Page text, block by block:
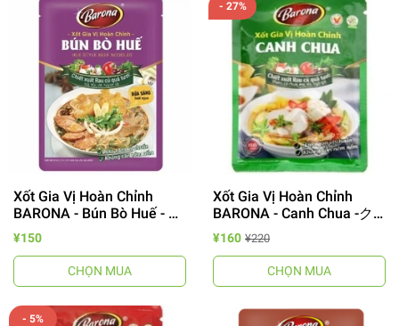
Xốt Gia Vị Hoàn Chỉnh
BARONA - Bún Bò Huế - ブ
ン.ボー.フェ用ソース
¥150
CHỌN MUA
- 27%
Xốt Gia Vị Hoàn Chỉnh
BARONA - Canh Chua -ク
ァン.チュア用ソース
¥160 ¥220
CHỌN MUA
- 5%